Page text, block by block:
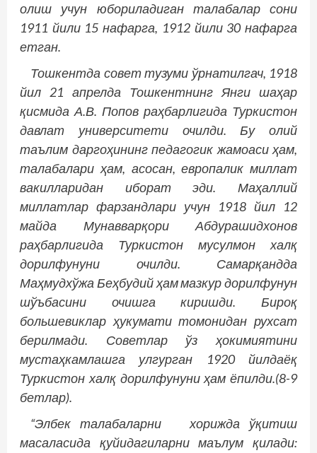
олиш учун юбориладиган талабалар сони
1911 йили 15 нафарга, 1912 йили 30 нафарга
етган.
Тошкентда совет тузуми ўрнатилгач, 1918
йил 21 апрелда Тошкентнинг Янги шаҳар
қисмида А.В. Попов раҳбарлигида Туркистон
давлат университети очилди. Бу олий
таълим даргоҳининг педагогик жамоаси ҳам,
талабалари ҳам, асосан, европалик миллат
вакилларидан иборат эди. Маҳаллий
миллатлар фарзандлари учун 1918 йил 12
майда Мунавварқори Абдурашидхонов
раҳбарлигида Туркистон мусулмон халқ
дорилфунуни очилди. Самарқандда
Маҳмудхўжа Беҳбудий ҳам мазкур дорилфунун
шўъбасини очишга киришди. Бироқ
большевиклар ҳукумати томонидан рухсат
берилмади. Советлар ўз ҳокимиятини
мустаҳкамлашга улгурган 1920 йилдаёқ
Туркистон халқ дорилфунуни ҳам ёпилди.(8-9
бетлар).
“Элбек талабаларни хорижда ўқитиш
масаласида қуйидагиларни маълум қилади: